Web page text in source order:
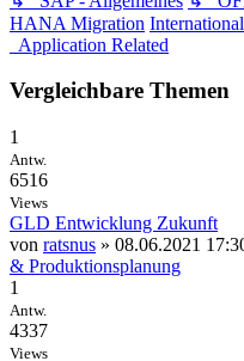
HANA Migration
Application Related
Vergleichbare Themen
1
Antw.
6516
Views
GLD Entwicklung Zukunft
von ratsnus » 08.06.2021
& Produktionsplanung
1
Antw.
4337
Views